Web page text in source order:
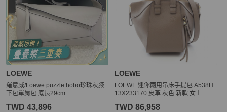
LOEWE
羅意威/Loewe puzzle hobo珍珠灰腋
下包單肩包 底長29cm
TWD 43,896
LOEWE
LOEWE 迷你兩用吊床手提包 A538H
13X233170 皮革 灰色 新款 女士
TWD 86,958